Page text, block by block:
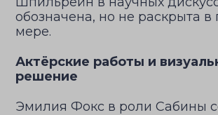
обозначена, но не раскрыта в
мере.
Актёрские работы и
решение
Эмилия Фокс в роли Сабины